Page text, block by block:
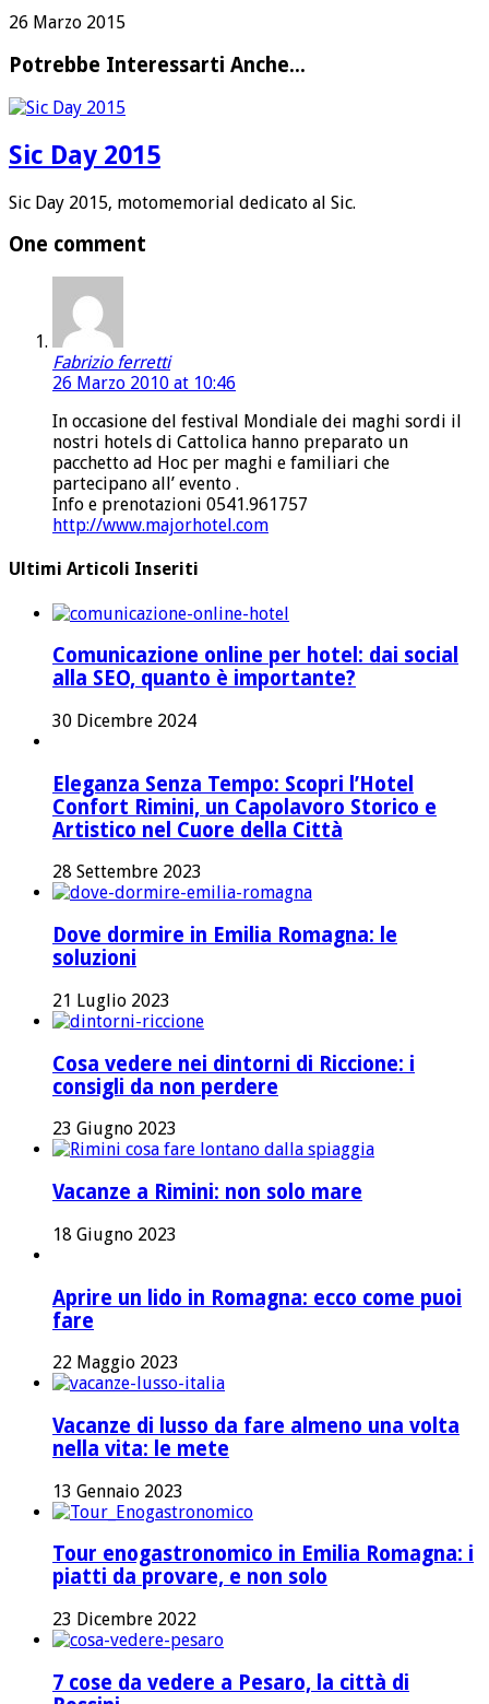
26 Marzo 2015
Potrebbe Interessarti Anche...
Sic Day 2015
Sic Day 2015, motomemorial dedicato al Sic.
One comment
Fabrizio ferretti
26 Marzo 2010 at 10:46
In occasione del festival Mondiale dei maghi sordi il
nostri hotels di Cattolica hanno preparato un
pacchetto ad Hoc per maghi e familiari che
partecipano all’ evento .
Info e prenotazioni 0541.961757
http://www.majorhotel.com
Ultimi Articoli Inseriti
Comunicazione online per hotel: dai social
alla SEO, quanto è importante?
30 Dicembre 2024
Eleganza Senza Tempo: Scopri l’Hotel
Confort Rimini, un Capolavoro Storico e
Artistico nel Cuore della Città
28 Settembre 2023
Dove dormire in Emilia Romagna: le
soluzioni
21 Luglio 2023
Cosa vedere nei dintorni di Riccione: i
consigli da non perdere
23 Giugno 2023
Vacanze a Rimini: non solo mare
18 Giugno 2023
Aprire un lido in Romagna: ecco come puoi
fare
22 Maggio 2023
Vacanze di lusso da fare almeno una volta
nella vita: le mete
13 Gennaio 2023
Tour enogastronomico in Emilia Romagna: i
piatti da provare, e non solo
23 Dicembre 2022
7 cose da vedere a Pesaro, la città di